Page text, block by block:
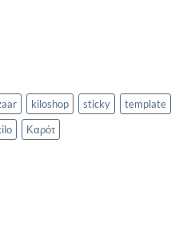
kiloshop sticky
template
Καρότ